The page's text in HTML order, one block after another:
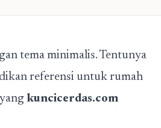
tema minimalis. Tentunya
referensi untuk rumah
kuncicerdas.com